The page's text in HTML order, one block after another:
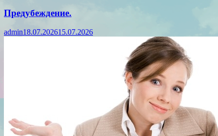
Предубеждение.
admin18.07.202615.07.2026